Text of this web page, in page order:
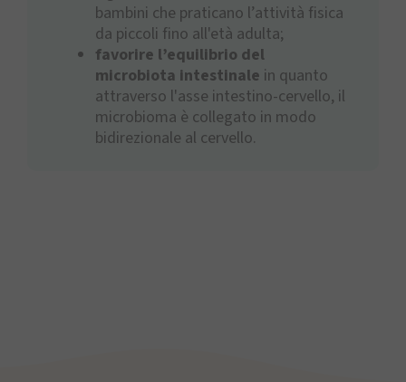
bambini che praticano l’attività fisica
da piccoli fino all'età adulta;
favorire l’equilibrio del
microbiota intestinale in quanto
attraverso l'asse intestino-cervello, il
microbioma è collegato in modo
bidirezionale al cervello.